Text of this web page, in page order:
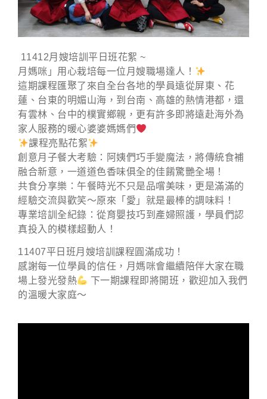
11412月嫂培訓平日班花絮 ~
月媽咪」用心栽培每一位月嫂職場達人！
這期課程匯聚了來自全台各地的學員遠從屏東、花
蓮、台東的明媚山海，到台南、高雄的熱情港都，還
有雲林、台中的樸實鄉親，更有許多即將遠赴海外為
家人服務的暖心婆婆媽媽們
課程亮點花絮
創意月子餐大考驗：阿姨們巧手變魔法，將傳統食補
融合新意，一道道色香味俱全的佳餚驚艷全場！
共食分享樂：午餐時光不只是品嚐美味，更是滿滿的
經驗交流與歡笑～原來「愛」就是最棒的調味料！
專業培訓全紀錄：從育嬰技巧到產婦照護，學員們認
真投入的模樣超動人！
11407平日班月嫂培訓課程圓滿成功！
感謝每一位學員的信任，月媽咪會繼續陪伴大家在職
場上發光發熱
下一期課程即將開班，歡迎加入我們
的溫暖大家庭～